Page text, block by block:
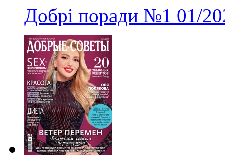
Добрі поради №1 01/